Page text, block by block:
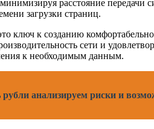
расстояние
загрузки страниц.
ключ к созданию
сети и
к необходимым данным.
анализируем риски и